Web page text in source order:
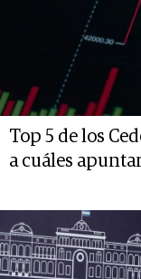
Top 5 de los
a cuáles